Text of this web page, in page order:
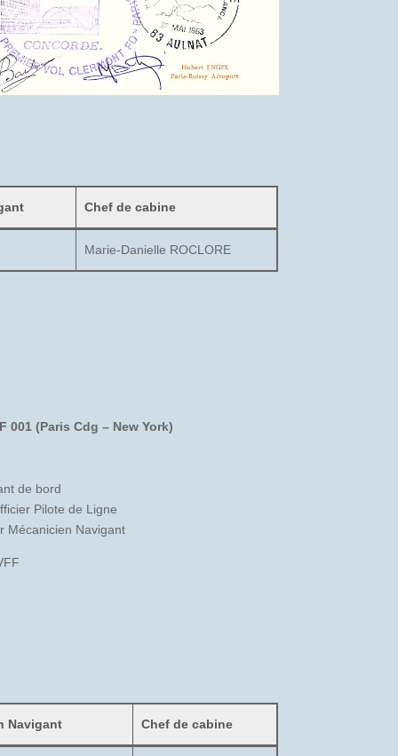
Chef de cabine
Marie-Danielle ROCLORE
001 (Paris Cdg – New York)
de bord
Pilote de Ligne
Mécanicien Navigant
Navigant Chef de cabine